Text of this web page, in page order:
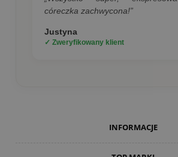
córeczka zachwycona!”
Justyna
✓ Zweryfikowany klient
INFORMACJE